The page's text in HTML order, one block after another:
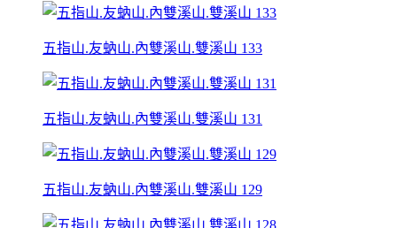
五指山.友蚋山.內雙溪山.雙溪山 133
五指山.友蚋山.內雙溪山.雙溪山 131
五指山.友蚋山.內雙溪山.雙溪山 129